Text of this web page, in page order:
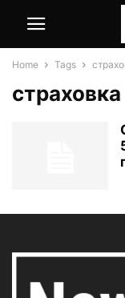
Home Tags
страховка